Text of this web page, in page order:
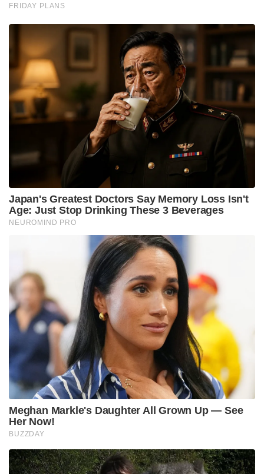
FRIDAY PLANS
Japan's Greatest Doctors Say Memory Loss Isn't
Age: Just Stop Drinking These 3 Beverages
NEUROMIND PRO
Meghan Markle's Daughter All Grown Up — See
Her Now!
BUZZDAY